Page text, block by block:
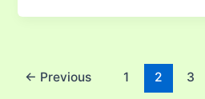
PPI
rumah
← Previous 1 2 3